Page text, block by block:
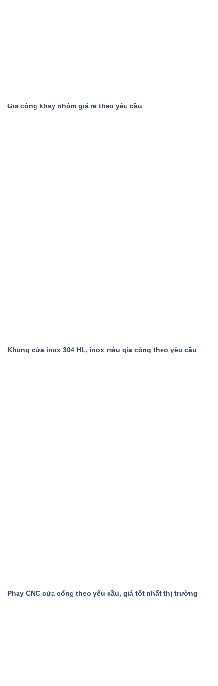
Gia công khay nhôm giá rẻ theo yêu cầu
Khung cửa inox 304 HL, inox màu gia công theo yêu cầu
Phay CNC cửa cổng theo yêu cầu, giá tốt nhất thị trường